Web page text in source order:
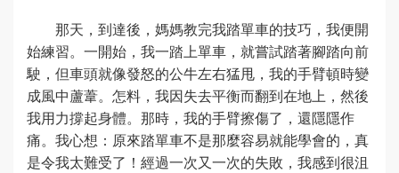
那天，到達後，媽媽教完我踏單車的技巧，我便開
始練習。一開始，我一踏上單車，就嘗試踏著腳踏向前
駛，但車頭就像發怒的公牛左右猛甩，我的手臂頓時變
成風中蘆葦。怎料，我因失去平衡而翻到在地上，然後
我用力撐起身體。那時，我的手臂擦傷了，還隱隱作
痛。我心想：原來踏單車不是那麼容易就能學會的，真
是令我太難受了！經過一次又一次的失敗，我感到很沮